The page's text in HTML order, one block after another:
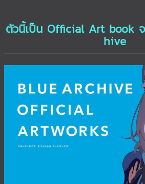
ตัวนี้เป็น Official Art book
hive